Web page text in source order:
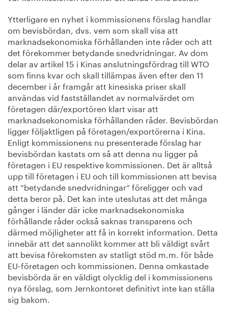
Ytterligare en nyhet i kommissionens förslag handlar
om bevisbördan, dvs. vem som skall visa att
marknadsekonomiska förhållanden inte råder och att
det förekommer betydande snedvridningar. Av dom
delar av artikel 15 i Kinas anslutningsfördrag till WTO
som finns kvar och skall tillämpas även efter den 11
december i år framgår att kinesiska priser skall
användas vid fastställandet av normalvärdet om
företagen där/exportören klart visar att
marknadsekonomiska förhållanden råder. Bevisbördan
ligger följaktligen på företagen/exportörerna i Kina.
Enligt kommissionens nu presenterade förslag har
bevisbördan kastats om så att denna nu ligger på
företagen i EU respektive kommissionen. Det är alltså
upp till företagen i EU och till kommissionen att bevisa
att ”betydande snedvridningar” föreligger och vad
detta beror på. Det kan inte uteslutas att det många
gånger i länder där icke marknadsekonomiska
förhållande råder också saknas transparens och
därmed möjligheter att få in korrekt information. Detta
innebär att det sannolikt kommer att bli väldigt svårt
att bevisa förekomsten av statligt stöd m.m. för både
EU-företagen och kommissionen. Denna omkastade
bevisbörda är en väldigt olycklig del i kommissionens
nya förslag, som Jernkontoret definitivt inte kan ställa
sig bakom.